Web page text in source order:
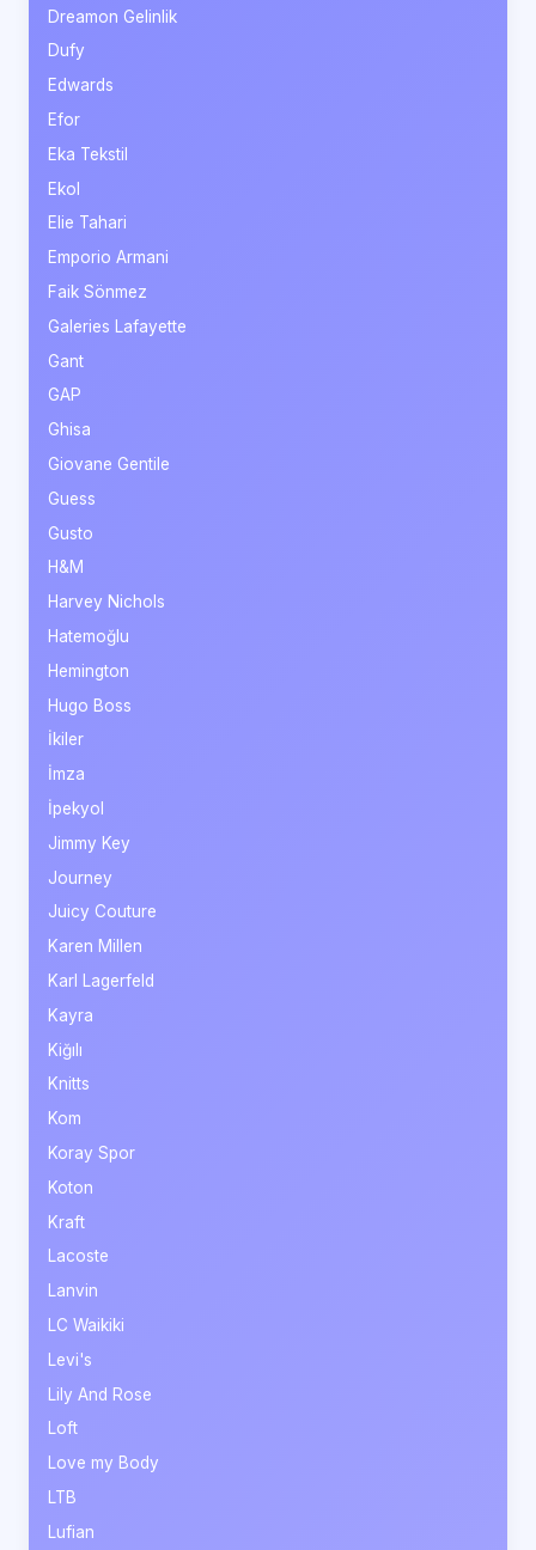
Dreamon Gelinlik
Dufy
Edwards
Efor
Eka Tekstil
Ekol
Elie Tahari
Emporio Armani
Faik Sönmez
Galeries Lafayette
Gant
GAP
Ghisa
Giovane Gentile
Guess
Gusto
H&M
Harvey Nichols
Hatemoğlu
Hemington
Hugo Boss
İkiler
İmza
İpekyol
Jimmy Key
Journey
Juicy Couture
Karen Millen
Karl Lagerfeld
Kayra
Kiğılı
Knitts
Kom
Koray Spor
Koton
Kraft
Lacoste
Lanvin
LC Waikiki
Levi's
Lily And Rose
Loft
Love my Body
LTB
Lufian